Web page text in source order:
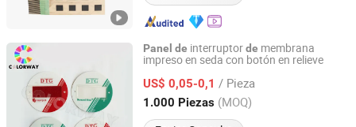
Panel de interruptorde membrana
impreso en seda con botón en relieve
US$ 0,05-0,1 / Pieza
1.000 Piezas (MOQ)
Hunan Colorway Technology Co., Ltd.
Hunan, China Desde 2018